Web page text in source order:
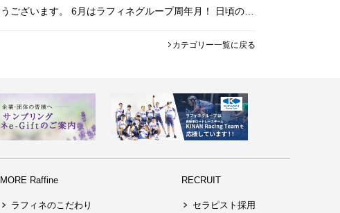
カテゴリー一覧に戻る
MORE Raffine
ラフィネのこだわり
RECRUIT
セラピスト採用